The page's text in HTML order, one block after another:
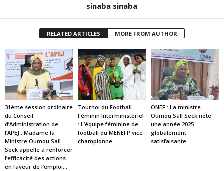
sinaba sinaba
RELATED ARTICLES MORE FROM AUTHOR
31ème session ordinaire
du Conseil
d’Administration de
l’APEJ : Madame la
Ministre Oumou Sall
Seck appelle à renforcer
l’efficacité des actions
en faveur de l’emploi...
Tournoi du Football
Féminin Interministériel
: L’équipe féminine de
football du MENEFP vice-
championne
ONEF : La ministre
Oumou Sall Seck note
une année 2025
globalement
satisfaisante